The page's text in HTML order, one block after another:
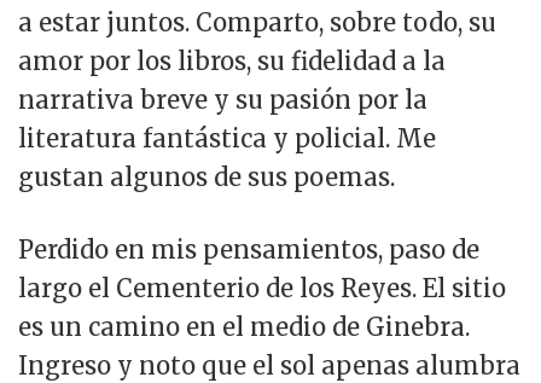
a estar juntos. Comparto, sobre todo, su
amor por los libros, su fidelidad a la
narrativa breve y su pasión por la
literatura fantástica y policial. Me
gustan algunos de sus poemas.
Perdido en mis pensamientos, paso de
largo el Cementerio de los Reyes. El sitio
es un camino en el medio de Ginebra.
Ingreso y noto que el sol apenas alumbra